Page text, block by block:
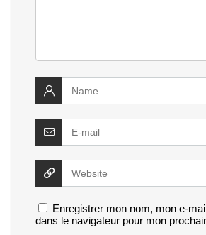
Enregistrer mon nom, mon e-
dans le navigateur pour mon